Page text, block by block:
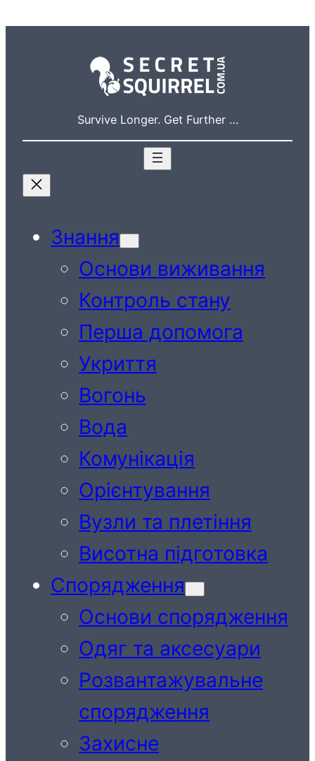
Survive Longer. Get Further …
Знання
Основи виживання
Контроль стану
Перша допомога
Укриття
Вогонь
Вода
Комунікація
Орієнтування
Вузли та плетіння
Висотна підготовка
Спорядження
Основи спорядження
Одяг та аксесуари
Розвантажувальне
спорядження
Захисне